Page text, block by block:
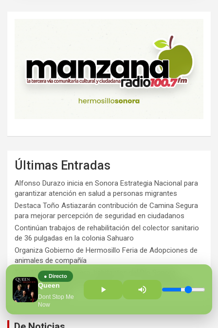
● Directo
Queen
Dont Stop Me
Now
Últimas Entradas
Alfonso Durazo inicia en Sonora Estrategia Nacional para
garantizar atención en salud a personas migrantes
Destaca Toño Astiazarán contribución de Camina Segura
para mejorar percepción de seguridad en ciudadanos
Continúan trabajos de rehabilitación del colector sanitario
de 36 pulgadas en la colonia Sahuaro
Organiza Gobierno de Hermosillo Feria de Adopciones de
animales de compañía
Ts ra12 años de espera, habitantes del Río Sonora
agradecen a Durazo y Sheinbaum por construcción de
Hospital Regional